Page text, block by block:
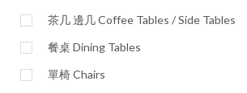
茶几 邊几 Coffee Tables / Side Tables
餐桌 Dining Tables
單椅 Chairs